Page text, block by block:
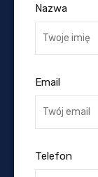
Nazwa
Email
Telefon